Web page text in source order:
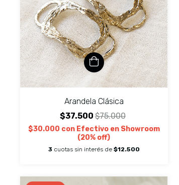
Arandela Clásica
$37.500$75.000
$30.000 con Efectivo en Showroom
(20% off)
3 cuotas sin interés de $12.500